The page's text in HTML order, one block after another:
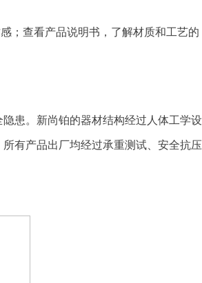
；查看产品说明书，了解材质和工艺的
患。新尚铂的器材结构经过人体工学设
有产品出厂均经过承重测试、安全抗压